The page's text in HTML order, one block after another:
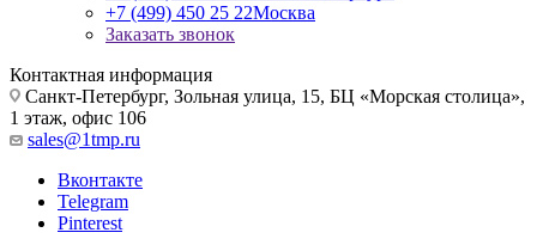
+7 (499) 450 25 22Москва
Заказать звонок
Контактная информация
Санкт-Петербург, Зольная улица, 15, БЦ «Морская столица»,
1 этаж, офис 106
sales@1tmp.ru
Вконтакте
Telegram
Pinterest